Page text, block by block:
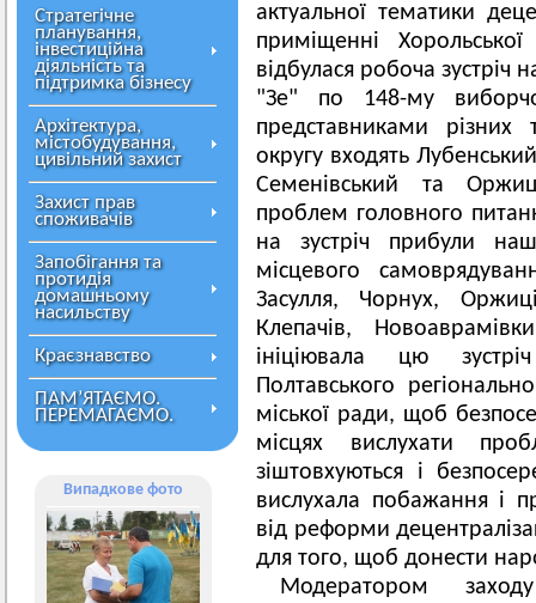
Стратегічне
планування,
інвестиційна
діяльність та
підтримка бізнесу
Архітектура,
містобудування,
цивільний захист
Захист прав
споживачів
Запобігання та
протидія
домашньому
насильству
Краєзнавство
ПАМ’ЯТАЄМО.
ПЕРЕМАГАЄМО.
Випадкове фото
актуальної тематики
приміщенні
відбулася робоча зустріч
"Зе" по 148-му
представниками
округу входять
Семенівський та
проблем головного
на зустріч прибули
місцевого
Засулля, Чорнух,
Клепачів,
ініціювала цю
Полтавського
міської ради, щоб
місцях вислухати
зіштовхуються і
вислухала побажання і
від реформи
для того, щоб донести
Модератором